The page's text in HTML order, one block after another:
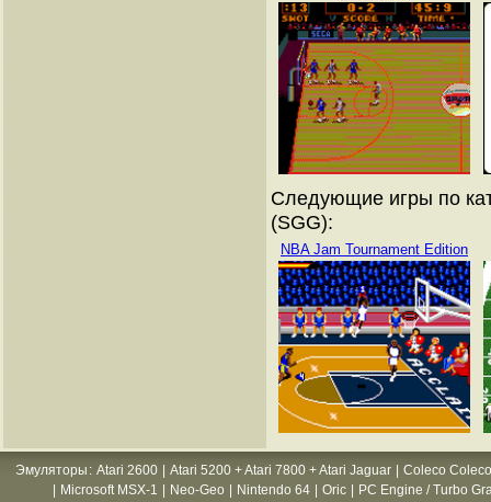
Следующие игры по
(SGG):
NBA Jam Tournament Edition
Эмуляторы : Atari 2600 Atari 5200 + Atari 7800 + Atari Jaguar
Coleco
Microsoft MSX-1 Neo-Geo Nintendo 64 Oric PC Engine / Turbo